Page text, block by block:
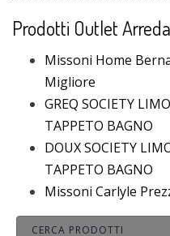
Prodotti Outlet
Missoni Home
Migliore
GREQ SOCIETY
TAPPETO BAGNO
DOUX SOCIETY
TAPPETO BAGNO
Missoni Carlyle